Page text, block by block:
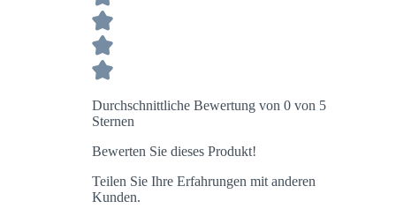
Durchschnittliche Bewertung von 0 von 5
Sternen
Bewerten Sie dieses Produkt!
Teilen Sie Ihre Erfahrungen mit anderen
Kunden.